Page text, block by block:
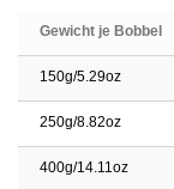
Gewicht je Bobbel
150g/5.29oz
250g/8.82oz
400g/14.11oz